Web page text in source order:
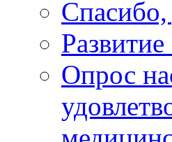
Спасибо,
Опрос